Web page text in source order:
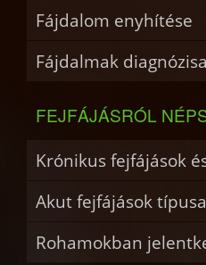
Fájdalom enyhítése
Fájdalmak diagnózisa
FEJFÁJÁSRÓL
Krónikus fejfájások
Akut fejfájások
Rohamokban